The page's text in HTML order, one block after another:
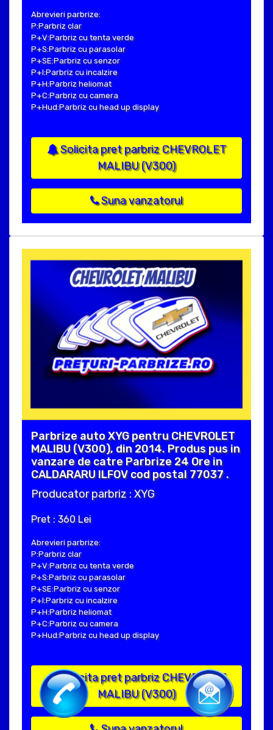
Abrevieri parbrize:
P:Parbriz clar
P+V:Parbriz cu tenta verde
P+S:Parbriz cu parasolar
P+SE:Parbriz cu senzor
P+I:Parbriz cu incalzire
P+H:Parbriz heliomat
P+C:Parbriz cu camera
P+Hud:Parbriz cu head up display
Solicita pret parbriz CHEVROLET
MALIBU (V300)
Suna vanzatorul
Parbrize auto XYG pentru CHEVROLET
MALIBU (V300), din 2014. Produs pus in
vanzare de catre Parbrize 24 Ore in
CALDARARU ILFOV cod postal 77037 .
Producator parbriz : XYG
Pret : 360 Lei
Abrevieri parbrize:
P:Parbriz clar
P+V:Parbriz cu tenta verde
P+S:Parbriz cu parasolar
P+SE:Parbriz cu senzor
P+I:Parbriz cu incalzire
P+H:Parbriz heliomat
P+C:Parbriz cu camera
P+Hud:Parbriz cu head up display
Solicita pret parbriz CHEVROLET
MALIBU (V300)